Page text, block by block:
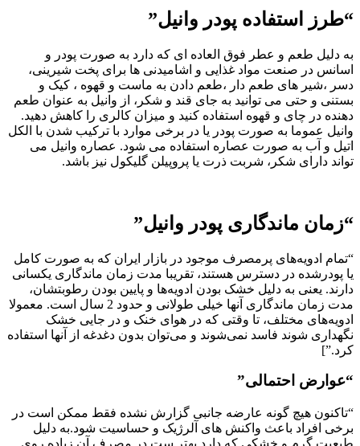
“طرز استفاده پودر وانیل”
به دلیل طعم و عطر فوق العاده ای که دارد به صورت پودر و
اسانس در صنعت مواد غذایی و اشامیدنی ها برای پخت شیرینی،
دسر ،شیر های طعم دار ،طعم دادن به ماست و قهوه ، کیک و
بستنی و حتی می توانید به جای قند و شکر، از وانیل به عنوان طعم
دهنده در چای و قهوه استفاده کنید و میزان کالری را کاهش دهید.
وانیل عموما به صورت پودر یا در برخی موارد با ترکیب شدن با الکل
اتیل و آب به صورت عصاره استفاده می شود. عصاره وانیل می
تواند دارای شکر، شربت ذرت یا پروپیلن گلیکول نیز باشد.
“زمان ماندگاری پودر وانیل”
“تمام ادویه‌های پرمصرف موجود در بازار ایران که به صورت کامل
یا پودرشده در دسترس هستند، تقریبا مدت زمان ماندگاری یکسانی
دارند. یعنی به دلیل خشک بودن ادویه‌ها و پایین بودن رطوبتشان،
مدت زمان ماندگاری‌ آنها خیلی طولانی و حدود 2 سال است. معمولا
ادویه‌های مختلف، تا وقتی كه در هوای خنک و در جایی خشک
نگهداری شوند فاسد نمی‌شوند و می‌توان بدون دغدغه از آنها استفاده
کرد.”]
“عوارض احتمالی”
“تاکنون هیچ گونه عارضه جانبی گزارش نشده فقط ممکن است در
برخی افراد باعث واکنش های آلرژیک و حساسیت شود.به دلیل